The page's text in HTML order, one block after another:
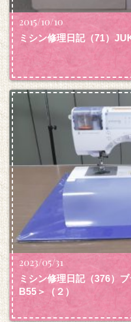
2015/10/10
ミシン修理日記（71）
2023/05/31
ミシン修理日記（376）
B55＞（２）